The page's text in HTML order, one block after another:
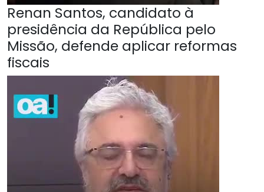
Renan Santos, candidato à
presidência da República pelo
Missão, defende aplicar reformas
fiscais